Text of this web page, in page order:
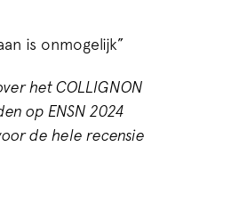
is onmogelijk”
het COLLIGNON
op ENSN 2024
de hele recensie